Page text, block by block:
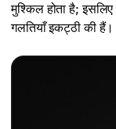
मुश्किल होता है;
गलतियाँ इकट्ठी की